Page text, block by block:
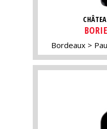
Bordeaux